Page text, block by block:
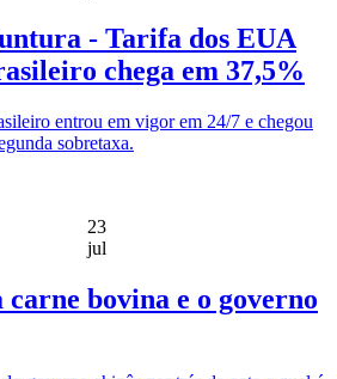
- Tarifa dos EUA
chega em 37,5%
entrou em vigor em 24/7 e chegou
sobretaxa.
23
jul
carne bovina e o governo